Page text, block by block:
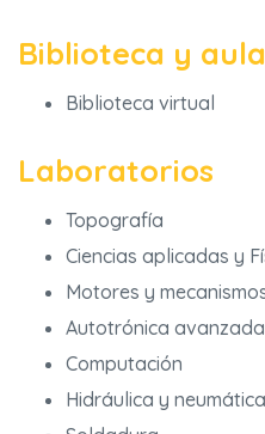
Biblioteca y
Biblioteca virtual
Laboratorios
Topografía
Ciencias aplicadas y
Motores y
Autotrónica avanzada
Computación
Hidráulica y neumática